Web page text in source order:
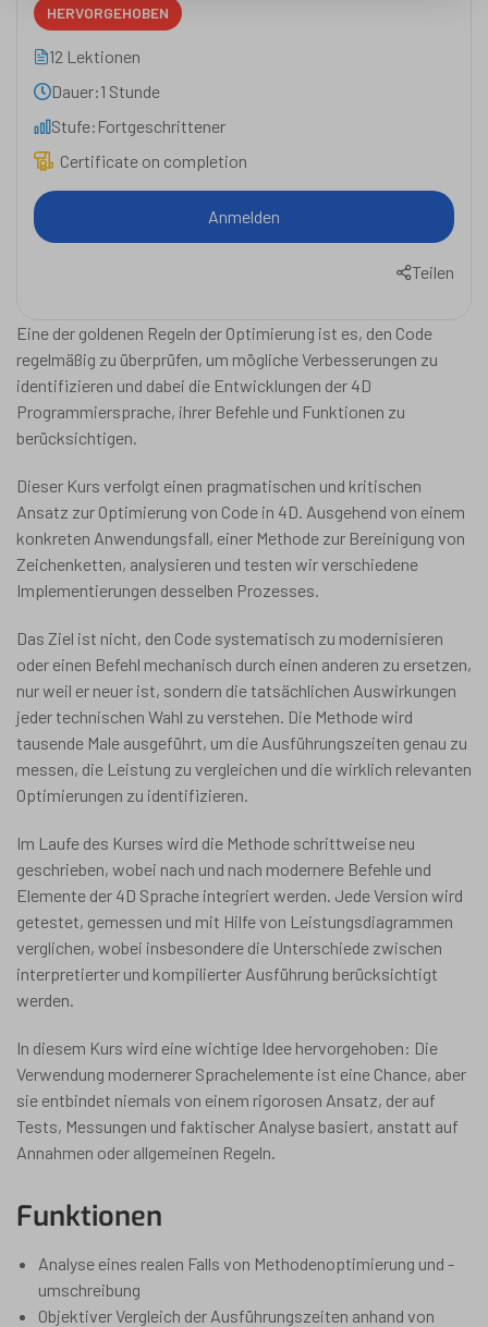
Eine der goldenen Regeln der Optimierung ist es, den Code
regelmäßig zu überprüfen, um mögliche Verbesserungen zu
identifizieren und dabei die Entwicklungen der 4D
Programmiersprache, ihrer Befehle und Funktionen zu
berücksichtigen.
Dieser Kurs verfolgt einen pragmatischen und kritischen
Ansatz zur Optimierung von Code in 4D. Ausgehend von einem
konkreten Anwendungsfall, einer Methode zur Bereinigung von
Zeichenketten, analysieren und testen wir verschiedene
Implementierungen desselben Prozesses.
Das Ziel ist nicht, den Code systematisch zu modernisieren
oder einen Befehl mechanisch durch einen anderen zu ersetzen,
nur weil er neuer ist, sondern die tatsächlichen Auswirkungen
jeder technischen Wahl zu verstehen. Die Methode wird
tausende Male ausgeführt, um die Ausführungszeiten genau zu
messen, die Leistung zu vergleichen und die wirklich relevanten
Optimierungen zu identifizieren.
Im Laufe des Kurses wird die Methode schrittweise neu
geschrieben, wobei nach und nach modernere Befehle und
Elemente der 4D Sprache integriert werden. Jede Version wird
getestet, gemessen und mit Hilfe von Leistungsdiagrammen
verglichen, wobei insbesondere die Unterschiede zwischen
interpretierter und kompilierter Ausführung berücksichtigt
werden.
In diesem Kurs wird eine wichtige Idee hervorgehoben: Die
Verwendung modernerer Sprachelemente ist eine Chance, aber
sie entbindet niemals von einem rigorosen Ansatz, der auf
Tests, Messungen und faktischer Analyse basiert, anstatt auf
Annahmen oder allgemeinen Regeln.
Funktionen
Analyse eines realen Falls von Methodenoptimierung und -
umschreibung
Objektiver Vergleich der Ausführungszeiten anhand von
HERVORGEHOBEN
12 Lektionen
Dauer:1 Stunde
Stufe: Fortgeschrittener
Certificate on completion
Anmelden
Teilen